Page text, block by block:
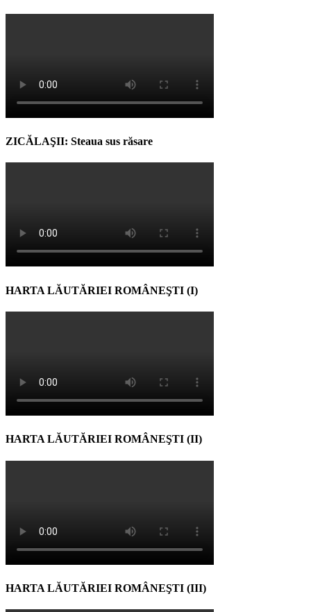
ZICĂLAŞII: Steaua sus răsare
HARTA LĂUTĂRIEI ROMÂNEŞTI (I)
HARTA LĂUTĂRIEI ROMÂNEŞTI (II)
HARTA LĂUTĂRIEI ROMÂNEŞTI (III)